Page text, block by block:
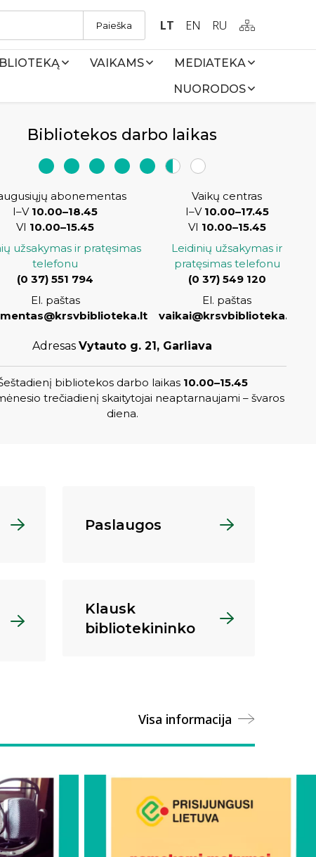
Paieška LT EN RU
VAIKAMS
MEDIATEKA
NUORODOS
Bibliotekos darbo laikas
abonementas
I–V 10.00–18.45
VI 10.00–15.45
Vaikų centras
I–V 10.00–17.45
VI 10.00–15.45
užsakymas ir pratęsimas
telefonu
(0 37) 551 794
Leidinių užsakymas ir
pratęsimas telefonu
(0 37) 549 120
El. paštas
El. paštas
vaikai@krsvbiblioteka.lt
Adresas Vytauto g. 21, Garliava
bibliotekos darbo laikas 10.00–15.45
trečiadienį skaitytojai neaptarnaujami – švaros
diena.
Paslaugos
Klausk
bibliotekininko
Visa informacija